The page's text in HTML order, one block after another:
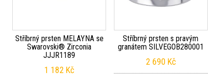
Stříbrný prsten MELAYNA se
Swarovski® Zirconia
JJJR1189
1 182 Kč
Stříbrný prsten s pravým
granátem SILVEGOB280001
2 690 Kč